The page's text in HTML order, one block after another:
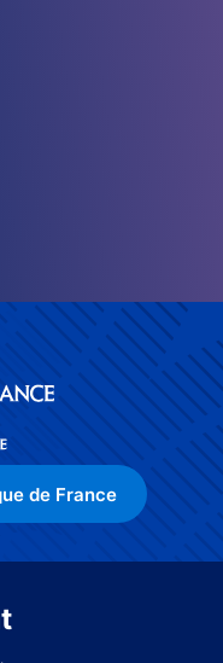
de France